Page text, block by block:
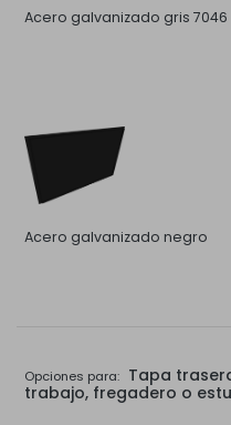
Acero galvanizado gris 7046
Acero galvanizado negro
Opciones para: Tapa
trabajo, fregadero o